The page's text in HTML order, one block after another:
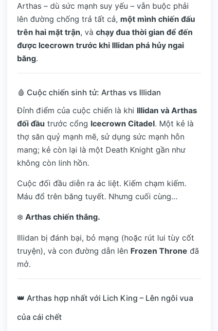
Arthas – dù sức mạnh suy yếu – vẫn buộc phải
lên đường chống trả tất cả, một mình chiến đấu
trên hai mặt trận, và chạy đua thời gian để đến
được Icecrown trước khi Illidan phá hủy ngai
băng.
🩸 Cuộc chiến sinh tử: Arthas vs Illidan
Đỉnh điểm của cuộc chiến là khi Illidan và Arthas
đối đầu trước cổng Icecrown Citadel. Một kẻ là
thợ săn quỷ mạnh mẽ, sử dụng sức mạnh hỗn
mang; kẻ còn lại là một Death Knight gần như
không còn linh hồn.
Cuộc đối đầu diễn ra ác liệt. Kiếm chạm kiếm.
Máu đổ trên băng tuyết. Nhưng cuối cùng…
❄️ Arthas chiến thắng.
Illidan bị đánh bại, bỏ mạng (hoặc rút lui tùy cốt
truyện), và con đường dẫn lên Frozen Throne đã
mở.
👑 Arthas hợp nhất với Lich King – Lên ngôi vua
của cái chết